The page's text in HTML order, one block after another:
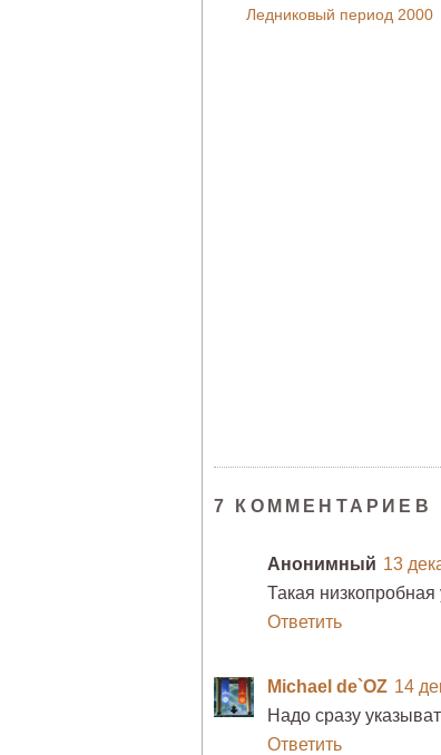
Ледниковый период 2000
7 КОММЕНТАРИЕВ
Анонимный 13
Такая
Ответить
Michael de`OZ 14
Надо сразу
Ответить